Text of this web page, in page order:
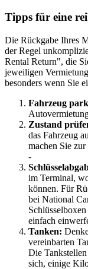
Tipps für eine
Die Rückgabe Ihres
der Regel
Rental Return", die
jeweiligen
besonders wenn Sie
Fahrzeug
Zustand
das Fahrzeug
machen Sie
-
im Terminal,
können. Für
bei National
einfach
Tanken:
vereinbarten
Die
sich, einige